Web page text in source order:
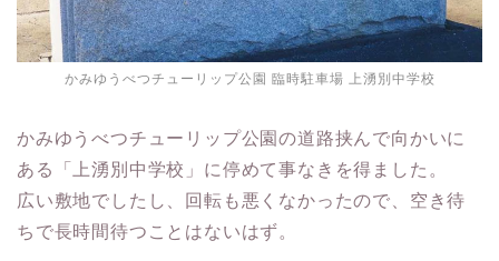
かみゆうべつチューリップ公園 臨時駐車場 上湧別中学校
かみゆうべつチューリップ公園の道路挟んで向かいに
ある「上湧別中学校」に停めて事なきを得ました。
広い敷地でしたし、回転も悪くなかったので、空き待
ちで長時間待つことはないはず。